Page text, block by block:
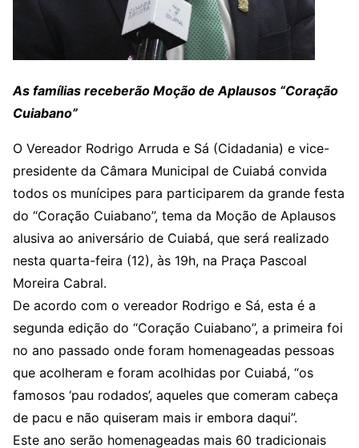
As famílias receberão Moção de Aplausos “Coração
Cuiabano”
O Vereador Rodrigo Arruda e Sá (Cidadania) e vice-
presidente da Câmara Municipal de Cuiabá convida
todos os munícipes para participarem da grande festa
do “Coração Cuiabano”, tema da Moção de Aplausos
alusiva ao aniversário de Cuiabá, que será realizado
nesta quarta-feira (12), às 19h, na Praça Pascoal
Moreira Cabral.
De acordo com o vereador Rodrigo e Sá, esta é a
segunda edição do “Coração Cuiabano”, a primeira foi
no ano passado onde foram homenageadas pessoas
que acolheram e foram acolhidas por Cuiabá, “os
famosos ‘pau rodados’, aqueles que comeram cabeça
de pacu e não quiseram mais ir embora daqui”.
Este ano serão homenageadas mais 60 tradicionais